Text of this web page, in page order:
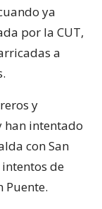
ya
por la CUT,
a
y
han intentado
con San
de
Puente.